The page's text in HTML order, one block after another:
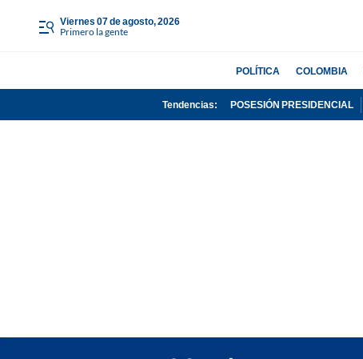
viernes 07 de agosto, 2026
Primero la gente
POLÍTICA COLOMBIA
Tendencias: POSESIÓN PRESIDENCIAL